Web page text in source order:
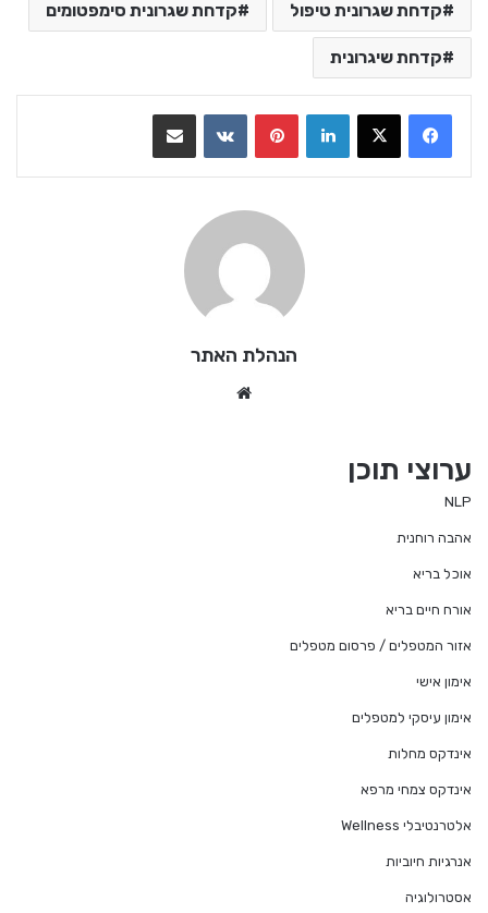
קדחת שגרונית טיפול קדחת שגרונית סימפטומים
קדחת שיגרונית
LinkedIn
VKontakte
הנהלת האתר
ערוצי תוכן
NLP
אהבה רוחנית
אוכל בריא
אורח חיים בריא
אזור המטפלים / פרסום מטפלים
אימון אישי
אימון עיסקי למטפלים
אינדקס מחלות
אינדקס צמחי מרפא
אלטרנטיבלי Wellness
אנרגיות חיוביות
אסטרולוגיה